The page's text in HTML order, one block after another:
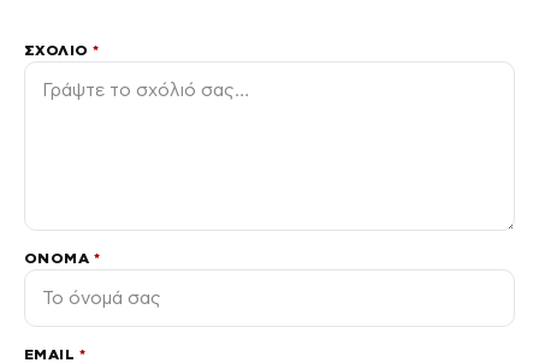
ΣΧΌΛΙΟ*
ΌΝΟΜΑ *
EMAIL *